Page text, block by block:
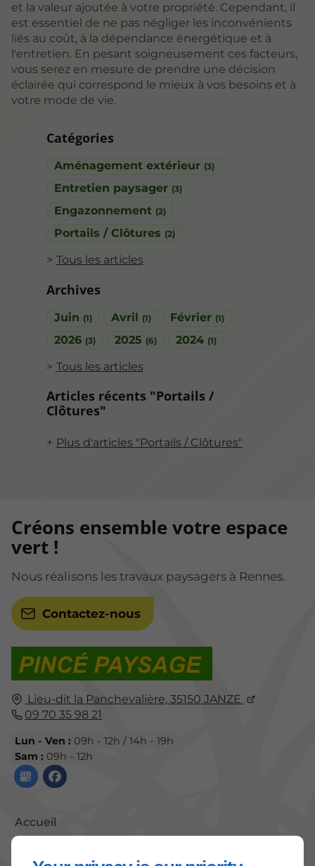
Catégories
Aménagement extérieur (3)
Entretien paysager (3)
Engazonnement (2)
Portails / Clôtures (2)
Tous les articles
Archives
Juin (1) Avril (1) Février (1)
2026 (3) 2025 (6) 2024 (1)
Tous les articles
Articles récents "Portails /
Clôtures"
Plus d'articles "Portails / Clôtures"
et la valeur ajoutée à votre propriété. Cependant, il
est essentiel de ne pas négliger les inconvénients
liés au coût, à la dépendance énergétique et à
l'entretien. En pesant soigneusement ces facteurs,
vous serez en mesure de prendre une décision
éclairée qui correspond le mieux à vos besoins et à
votre mode de vie.
Lieu-dit la Panchevalière, 35150 JANZE
09 70 35 98 21
Lun - Ven : 09h - 12h / 14h - 19h
Sam : 09h - 12h
Accueil
Créons ensemble votre espace
vert !
Nous réalisons les travaux paysagers à Rennes.
Contactez-nous